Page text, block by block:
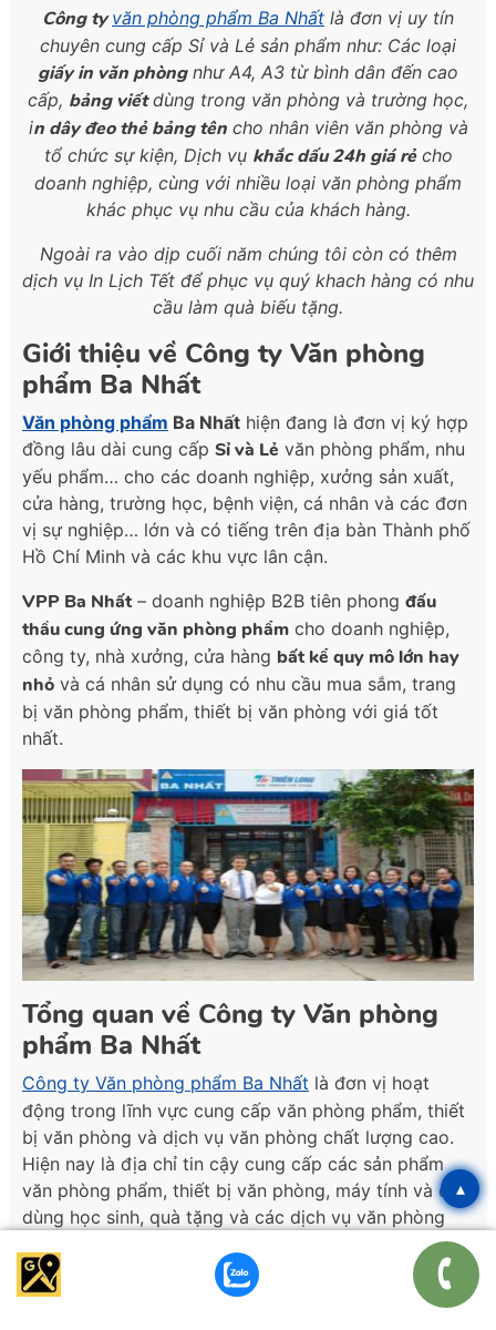
Công ty văn phòng phẩm Ba Nhất là đơn vị uy tín
chuyên cung cấp Sỉ và Lẻ sản phẩm như: Các loại
giấy in văn phòngnhư A4, A3 từ bình dân đến cao
cấp, bảng viếtdùng trong văn phòng và trường học,
in dây đeo thẻ bảng têncho nhân viên văn phòng và
tổ chức sự kiện, Dịch vụ khắc dấu 24h giá rẻcho
doanh nghiệp, cùng với nhiều loại văn phòng phẩm
khác phục vụ nhu cầu của khách hàng.
Ngoài ra vào dịp cuối năm chúng tôi còn có thêm
dịch vụ In Lịch Tết để phục vụ quý khach hàng có nhu
cầu làm quà biếu tặng.
Giới thiệu về Công ty Văn phòng
phẩm Ba Nhất
Văn phòng phẩm Ba Nhất hiện đang là đơn vị ký hợp
đồng lâu dài cung cấp Sỉ và Lẻ văn phòng phẩm, nhu
yếu phẩm… cho các doanh nghiệp, xưởng sản xuất,
cửa hàng, trường học, bệnh viện, cá nhân và các đơn
vị sự nghiệp… lớn và có tiếng trên địa bàn Thành phố
Hồ Chí Minh và các khu vực lân cận.
VPP Ba Nhất – doanh nghiệp B2B tiên phong đấu
thầu cung ứng văn phòng phẩm cho doanh nghiệp,
công ty, nhà xưởng, cửa hàng bất kể quy mô lớn hay
nhỏ và cá nhân sử dụng có nhu cầu mua sắm, trang
bị văn phòng phẩm, thiết bị văn phòng với giá tốt
nhất.
Tổng quan về Công ty Văn phòng
phẩm Ba Nhất
Công ty Văn phòng phẩm Ba Nhất là đơn vị hoạt
động trong lĩnh vực cung cấp văn phòng phẩm, thiết
bị văn phòng và dịch vụ văn phòng chất lượng cao.
Hiện nay là địa chỉ tin cậy cung cấp các sản phẩm
văn phòng phẩm, thiết bị văn phòng, máy tính và đồ
dùng học sinh, quà tặng và các dịch vụ văn phòng
Hơn 12 năm kinh nghiệm trong ngành, Công ty Ba
▴